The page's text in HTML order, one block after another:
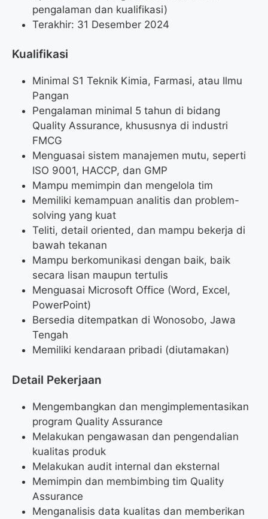
pengalaman dan kualifikasi)
Terakhir: 31 Desember 2024
Kualifikasi
Minimal S1 Teknik Kimia, Farmasi, atau Ilmu
Pangan
Pengalaman minimal 5 tahun di bidang
Quality Assurance, khususnya di industri
FMCG
Menguasai sistem manajemen mutu, seperti
ISO 9001, HACCP, dan GMP
Mampu memimpin dan mengelola tim
Memiliki kemampuan analitis dan problem-
solving yang kuat
Teliti, detail oriented, dan mampu bekerja di
bawah tekanan
Mampu berkomunikasi dengan baik, baik
secara lisan maupun tertulis
Menguasai Microsoft Office (Word, Excel,
PowerPoint)
Bersedia ditempatkan di Wonosobo, Jawa
Tengah
Memiliki kendaraan pribadi (diutamakan)
Detail Pekerjaan
Mengembangkan dan mengimplementasikan
program Quality Assurance
Melakukan pengawasan dan pengendalian
kualitas produk
Melakukan audit internal dan eksternal
Memimpin dan membimbing tim Quality
Assurance
Menganalisis data kualitas dan memberikan